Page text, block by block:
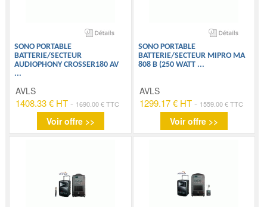
SONO PORTABLE
BATTERIE/SECTEUR
AUDIOPHONY CROSSER180 AV
...
AVLS
1408.33 € HT - 1690.00 € TTC
Voir offre >>
SONO PORTABLE
BATTERIE/SECTEUR MIPRO MA
808 B (250 WATT ...
AVLS
1299.17 € HT- 1559.00 € TTC
Voir offre >>